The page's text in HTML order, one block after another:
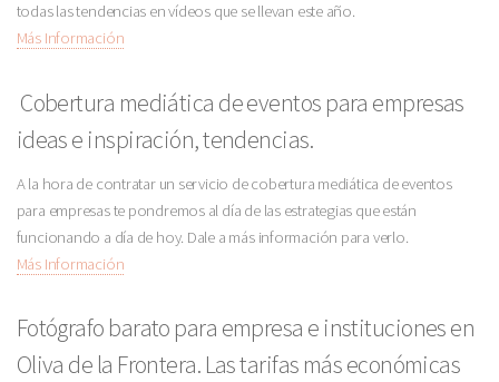
todas las tendencias en vídeos que se llevan este año.
Más Información
Cobertura mediática de eventos para empresas
ideas e inspiración, tendencias.
A la hora de contratar un servicio de cobertura mediática de eventos
para empresas te pondremos al día de las estrategias que están
funcionando a día de hoy. Dale a más información para verlo.
Más Información
Fotógrafo barato para empresa e instituciones en
Oliva de la Frontera. Las tarifas más económicas